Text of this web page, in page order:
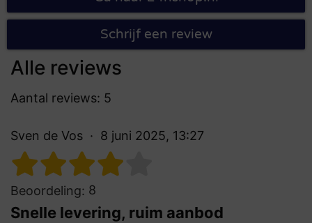
Schrijf een review
Alle reviews
Aantal reviews: 5
Sven de Vos 8 juni 2025, 13:27
Beoordeling: 8
Snelle levering, ruim aanbod